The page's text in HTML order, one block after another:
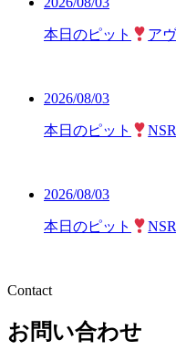
本日のピット ア
2026/08/03
本日のピット
2026/08/03
本日のピット
Contact
お問い合わせ